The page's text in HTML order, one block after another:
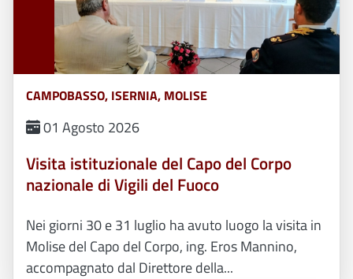
CAMPOBASSO, ISERNIA, MOLISE
01 Agosto 2026
Visita istituzionale del Capo del Corpo
nazionale di Vigili del Fuoco
Nei giorni 30 e 31 luglio ha avuto luogo la visita in
Molise del Capo del Corpo, ing. Eros Mannino,
accompagnato dal Direttore della...